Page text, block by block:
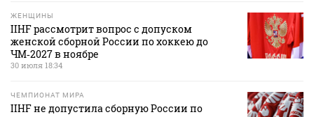
ЖЕНЩИНЫ
IIHF рассмотрит вопрос с допуском
женской сборной России по хоккею до
ЧМ‑2027 в ноябре
30 июля 18:34
ЧЕМПИОНАТ МИРА
IIHF не допустила сборную России по